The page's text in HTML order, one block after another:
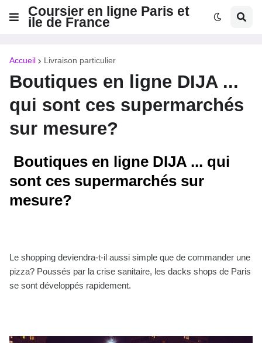
Coursier en ligne Paris et
ile de France
Accueil Livraison particulier
Boutiques en ligne DIJA ...
qui sont ces supermarchés
sur mesure?
Boutiques en ligne DIJA ... qui
sont ces supermarchés sur
mesure?
Le shopping deviendra-t-il aussi simple que de commander une
pizza? Poussés par la crise sanitaire, les dacks shops de Paris
se sont développés rapidement.